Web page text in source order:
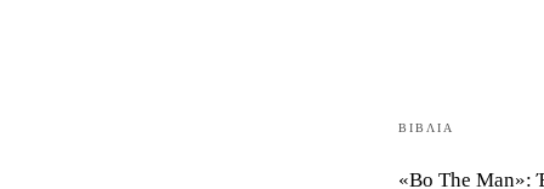
ΒΙΒΛΊΑ
«Bo The Man»: